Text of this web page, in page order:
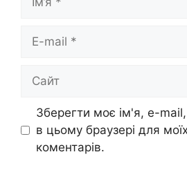
mail
Зберегти моє ім'я, e-
в цьому браузері для
коментарів.